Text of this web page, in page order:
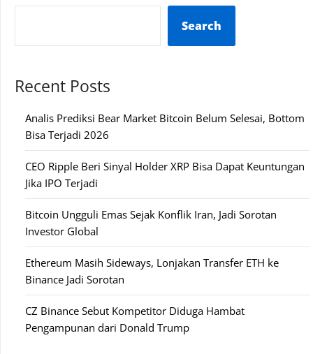
Search
Recent Posts
Analis Prediksi Bear Market Bitcoin Belum Selesai, Bottom
Bisa Terjadi 2026
CEO Ripple Beri Sinyal Holder XRP Bisa Dapat Keuntungan
Jika IPO Terjadi
Bitcoin Ungguli Emas Sejak Konflik Iran, Jadi Sorotan
Investor Global
Ethereum Masih Sideways, Lonjakan Transfer ETH ke
Binance Jadi Sorotan
CZ Binance Sebut Kompetitor Diduga Hambat
Pengampunan dari Donald Trump